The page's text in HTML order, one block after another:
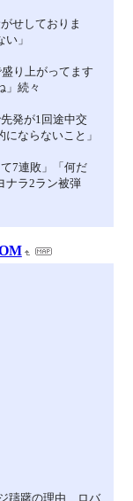
せしておりま
」
り上がってます
」続々
発が1回途中交
ならないこと」
7連敗」「何だ
ナラ2ラン被弾
ジ躊躇の理由 ロバ